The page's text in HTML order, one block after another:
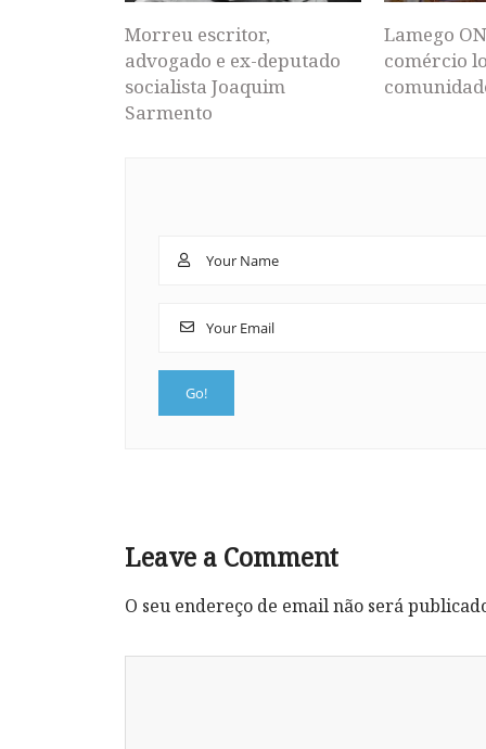
Morreu escritor,
advogado e ex-deputado
socialista Joaquim
Sarmento
Lamego
comércio
Leave a Comment
O seu endereço de email não será